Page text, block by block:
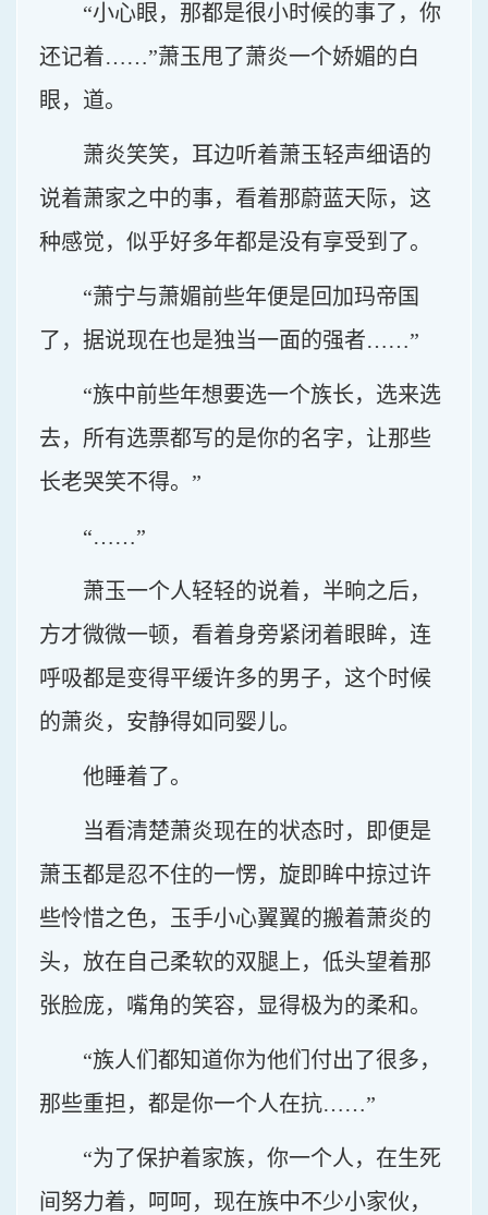
“小心眼，那都是很小时候的事了，你
还记着……”萧玉甩了萧炎一个娇媚的白
眼，道。
萧炎笑笑，耳边听着萧玉轻声细语的
说着萧家之中的事，看着那蔚蓝天际，这
种感觉，似乎好多年都是没有享受到了。
“萧宁与萧媚前些年便是回加玛帝国
了，据说现在也是独当一面的强者……”
“族中前些年想要选一个族长，选来选
去，所有选票都写的是你的名字，让那些
长老哭笑不得。”
“……”
萧玉一个人轻轻的说着，半晌之后，
方才微微一顿，看着身旁紧闭着眼眸，连
呼吸都是变得平缓许多的男子，这个时候
的萧炎，安静得如同婴儿。
他睡着了。
当看清楚萧炎现在的状态时，即便是
萧玉都是忍不住的一愣，旋即眸中掠过许
些怜惜之色，玉手小心翼翼的搬着萧炎的
头，放在自己柔软的双腿上，低头望着那
张脸庞，嘴角的笑容，显得极为的柔和。
“族人们都知道你为他们付出了很多，
那些重担，都是你一个人在抗……”
“为了保护着家族，你一个人，在生死
间努力着，呵呵，现在族中不少小家伙，